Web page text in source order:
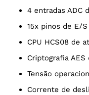
4 entradas ADC
15x pinos de E/
CPU HCS08 de
Criptografia
Tensão
Corrente de